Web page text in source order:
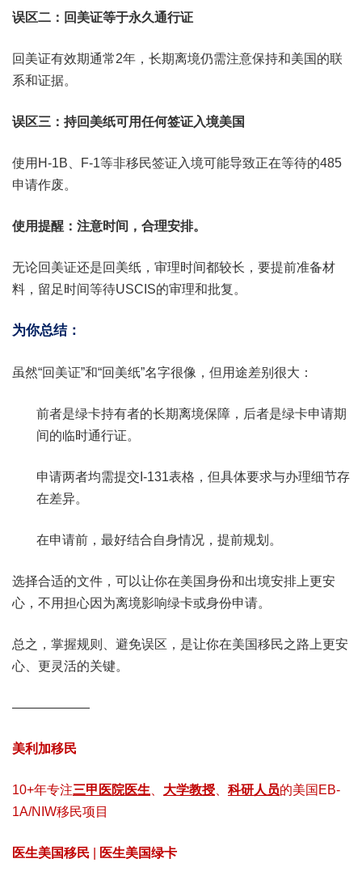
误区二：回美证等于永久通行证
回美证有效期通常2年，长期离境仍需注意保持和美国的联
系和证据。
误区三：持回美纸可用任何签证入境美国
使用H-1B、F-1等非移民签证入境可能导致正在等待的485
申请作废。
使用提醒：注意时间，合理安排。
无论回美证还是回美纸，审理时间都较长，要提前准备材
料，留足时间等待USCIS的审理和批复。
为你总结：
虽然“回美证”和“回美纸”名字很像，但用途差别很大：
前者是绿卡持有者的长期离境保障，后者是绿卡申请期
间的临时通行证。
申请两者均需提交I-131表格，但具体要求与办理细节存
在差异。
在申请前，最好结合自身情况，提前规划。
选择合适的文件，可以让你在美国身份和出境安排上更安
心，不用担心因为离境影响绿卡或身份申请。
总之，掌握规则、避免误区，是让你在美国移民之路上更安
心、更灵活的关键。
——————
美利加移民
10+年专注三甲医院医生 大学教授 科研人员的美国EB-
1A/NIW移民项目
医生美国移民 医生美国绿卡